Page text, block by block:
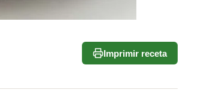
Imprimir receta